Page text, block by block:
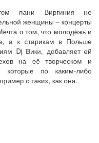
пани Виргиния не
женщины – концерты
о том, что молодёжь и
а к старикам в Польше
Dj Вики, добавляет ей
на её творческом и
по каким-либо
с таких, как она.